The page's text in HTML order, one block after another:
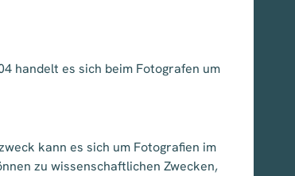
handelt es sich beim Fotografen um
kann es sich um Fotografien im
zu wissenschaftlichen Zwecken,